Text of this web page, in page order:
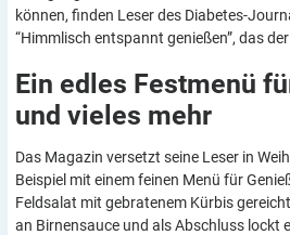
können, finden Leser des Diabetes-
“Himmlisch entspannt genießen”, das
Ein edles Festmenü
und vieles mehr
Das Magazin versetzt seine Leser in
Beispiel mit einem feinen Menü für
Feldsalat mit gebratenem Kürbis
an Birnensauce und als Abschluss lockt